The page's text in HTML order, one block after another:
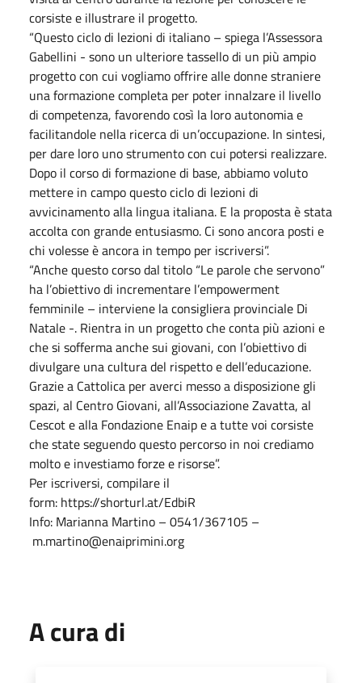
corsiste e illustrare il progetto.
“Questo ciclo di lezioni di italiano – spiega l’Assessora
Gabellini - sono un ulteriore tassello di un più ampio
progetto con cui vogliamo offrire alle donne straniere
una formazione completa per poter innalzare il livello
di competenza, favorendo così la loro autonomia e
facilitandole nella ricerca di un’occupazione. In sintesi,
per dare loro uno strumento con cui potersi realizzare.
Dopo il corso di formazione di base, abbiamo voluto
mettere in campo questo ciclo di lezioni di
avvicinamento alla lingua italiana. E la proposta è stata
accolta con grande entusiasmo. Ci sono ancora posti e
chi volesse è ancora in tempo per iscriversi”.
“Anche questo corso dal titolo “Le parole che servono”
ha l’obiettivo di incrementare l’empowerment
femminile – interviene la consigliera provinciale Di
Natale -. Rientra in un progetto che conta più azioni e
che si sofferma anche sui giovani, con l’obiettivo di
divulgare una cultura del rispetto e dell’educazione.
Grazie a Cattolica per averci messo a disposizione gli
spazi, al Centro Giovani, all’Associazione Zavatta, al
Cescot e alla Fondazione Enaip e a tutte voi corsiste
che state seguendo questo percorso in noi crediamo
molto e investiamo forze e risorse”.
Per iscriversi, compilare il
form: https://shorturl.at/EdbiR
Info: Marianna Martino – 0541/367105 –
m.martino@enaiprimini.org
A cura di